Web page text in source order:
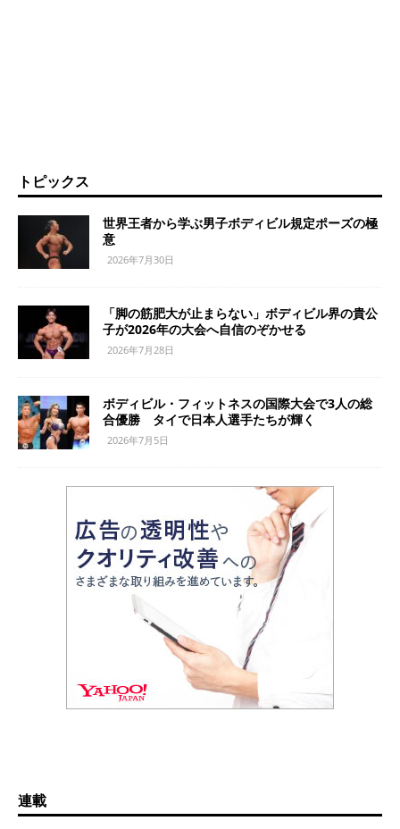
トピックス
世界王者から学ぶ男子ボディビル規定ポーズの極
意
2026年7月30日
「脚の筋肥大が止まらない」ボディビル界の貴公
子が2026年の大会へ自信のぞかせる
2026年7月28日
ボディビル・フィットネスの国際大会で3人の総
合優勝 タイで日本人選手たちが輝く
2026年7月5日
連載